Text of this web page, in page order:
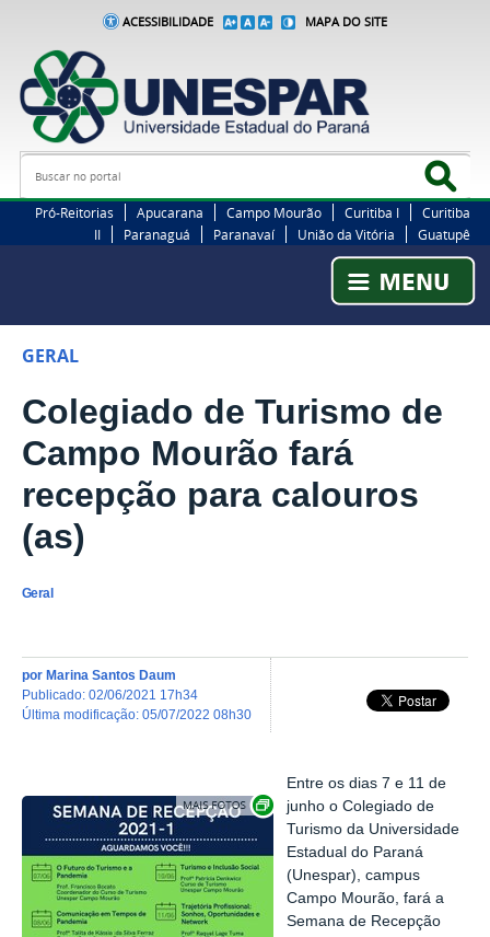
ACESSIBILIDADE MAPA DO SITE
Busca
Pró-Reitorias Apucarana Campo Mourão Curitiba I
Curitiba
II
Paranaguá Paranavaí União da Vitória Guatupê
GERAL
Colegiado de Turismo de
Campo Mourão fará
recepção para calouros
(as)
Geral
por Marina Santos Daum
publicado: 02/06/2021 17h34
última modificação: 05/07/2022 08h30
Exibir carrossel de imagens
Entre os dias 7 e 11 de
junho o Colegiado de
Turismo da Universidade
Estadual do Paraná
(Unespar), campus
Campo Mourão, fará a
Semana de Recepção